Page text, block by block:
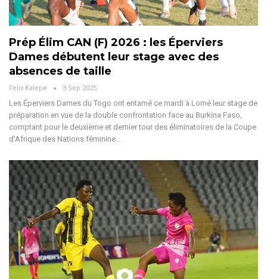
Prép Élim CAN (F) 2026 : les Éperviers
Dames débutent leur stage avec des
absences de taille
Felix Kalepe 3 Sep 2025
Les Éperviers Dames du Togo ont entamé ce mardi à Lomé leur stage de
préparation en vue de la double confrontation face au Burkina Faso,
comptant pour le deuxième et dernier tour des éliminatoires de la Coupe
d'Afrique des Nations féminine…